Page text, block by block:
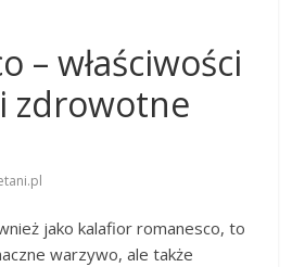
– właściwości
zdrowotne
jako kalafior romanesco, to
warzywo, ale także